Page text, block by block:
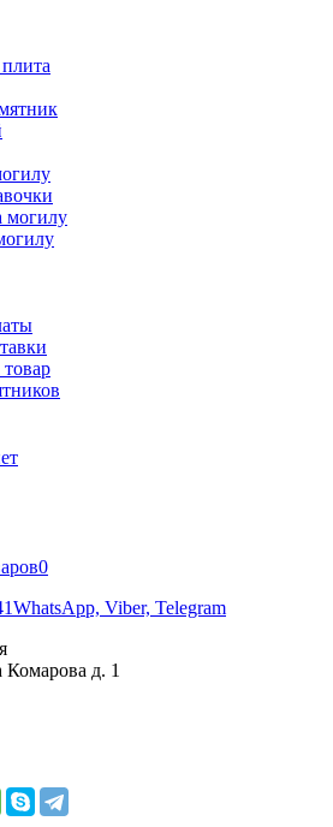
могилу
0
WhatsApp, Viber, Telegram
д. 1